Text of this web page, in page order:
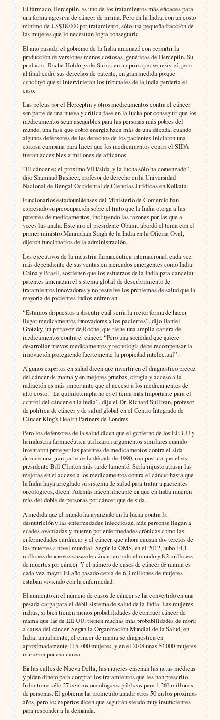
El fármaco, Herceptin, es uno de los tratamientos más eficaces para
una forma agresiva de cáncer de mama. Pero en la India, con un costo
mínimo de US$18.000 por tratamiento, sólo una pequeña fracción de
las mujeres que lo necesitan logra conseguirlo.
El año pasado, el gobierno de la India amenazó con permitir la
producción de versiones menos costosas, genéricas de Herceptin. Su
productor Roche Holdings de Suiza, en un principio se resistió, pero
al final cedió sus derechos de patente, en gran medida porque
concluyó que si intervinieran los tribunales de la India perdería el
caso.
Las peleas por el Herceptin y otros medicamentos contra el cáncer
son parte de una nueva y crítica fase en la lucha por conseguir que los
medicamentos sean asequibles para las personas más pobres del
mundo, una fase que cobró energía hace más de una década, cuando
algunos defensores de los derechos de los pacientes iniciaron una
exitosa campaña para hacer que los medicamentos contra el SIDA
fueran accesibles a millones de africanos.
“El cáncer es el próximo VIH/sida, y la lucha sólo ha comenzado”,
dijo Shamnad Basheer, profesor de derecho en la Universidad
Nacional de Bengal Occidental de Ciencias Jurídicas en Kolkata.
Funcionarios estadounidenses del Ministerio de Comercio han
expresado su preocupación sobre el trato que la India otorga a las
patentes de medicamentos, incluyendo las razones por las que a
veces las anula. Este año el presidente Obama abordó el tema con el
primer ministro Manmohan Singh de la India en la Oficina Oval,
dijeron funcionarios de la administración.
Los ejecutivos de la industria farmacéutica internacional, cada vez
más dependiente de sus ventas en mercados emergentes como India,
China y Brasil, sostienen que los esfuerzos de la India para cancelar
patentes amenazan el sistema global de descubrimiento de
tratamientos innovadores y no resuelve los problemas de salud que la
mayoría de pacientes indios enfrentan.
“Estamos dispuestos a discutir cuál sería la mejor forma de hacer
llegar medicamentos innovadores a los pacientes”, dijo Daniel
Grotzky, un portavoz de Roche, que tiene una amplia cartera de
medicamentos contra el cáncer. “Pero una sociedad que quiere
desarrollar nuevos medicamentos y tecnología debe recompensar la
innovación protegiendo fuertemente la propiedad intelectual”.
Algunos expertos en salud dicen que invertir en el diagnóstico precoz
del cáncer de mama y en mejores pruebas, cirugía y acceso a la
radiación es más importante que el acceso a los medicamentos de
alto costo. “La quimioterapia no es el tema más importante para el
control del cáncer en la India”, dijo el Dr. Richard Sullivan, profesor
de política de cáncer y de salud global en el Centro Integrado de
Cáncer King’s Health Partners de Londres.
Pero los defensores de la salud dicen que el gobierno de los EE UU y
la industria farmacéutica utilizaron argumentos similares cuando
intentaron proteger las patentes de medicamentos contra el sida
durante una gran parte de la década de 1990, una postura que el ex
presidente Bill Clinton más tarde lamentó. Sería injusto atrasar las
mejoras en el acceso a los medicamentos contra el cáncer hasta que
la India haya arreglado su sistema de salud para tratar a pacientes
oncológicos, dicen. Además hacen hincapié en que en India mueren
más del doble de personas por cáncer que de sida.
A medida que el mundo ha avanzado en la lucha contra la
desnutrición y las enfermedades infecciosas, más personas llegan a
edades avanzadas y mueren por enfermedades crónicas como las
enfermedades cardíacas y el cáncer, que ahora causan dos tercios de
las muertes a nivel mundial. Según la OMS, en el 2012, hubo 14,1
millones de nuevos casos de cáncer en todo el mundo y 8,2 millones
de muertes por cáncer. Y el número de casos de cáncer de mama es
cada vez mayor. El año pasado cerca de 6,3 millones de mujeres
estaban viviendo con la enfermedad.
El aumento en el número de casos de cáncer se ha convertido en una
pesada carga para el débil sistema de salud de la India. Las mujeres
indias, si bien tienen menos probabilidades de contraer cáncer de
mama que las de EE UU, tienen muchas más probabilidades de morir
a causa del cáncer. Según la Organización Mundial de la Salud, en
India, anualmente, el cáncer de mama se diagnostica en
aproximadamente 115. 000 mujeres, y en el 2008 unas 54.000 mujeres
murieron por esa causa.
En las calles de Nueva Delhi, las mujeres enseñan las notas médicas
y piden dinero para comprar los tratamientos que les han prescrito.
India tiene sólo 27 centros oncológicos públicos para 1.200 millones
de personas. El gobierno ha prometido añadir otros 50 en los próximos
años, pero los expertos dicen que seguirán siendo muy insuficientes
para responder a la demanda.